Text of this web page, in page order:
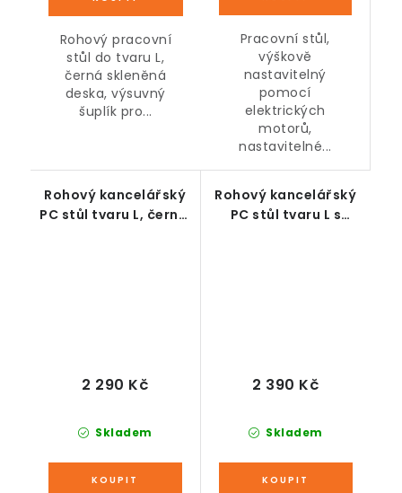
Rohový pracovní
stůl do tvaru L,
černá skleněná
deska, výsuvný
šuplík pro...
Pracovní stůl,
výškově
nastavitelný
pomocí
elektrických
motorů,
nastavitelné...
Rohový kancelářský
PC stůl tvaru L, černý,
Skladem
2 290 Kč
Rohový kancelářský
PC stůl tvaru L s
Skladem
2 390 Kč